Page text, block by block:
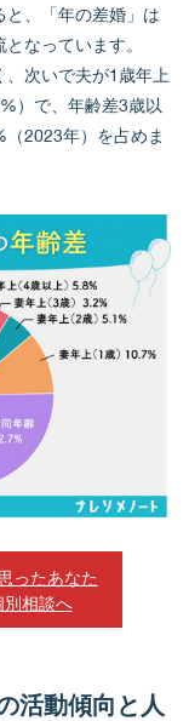
、「年の差婚」は
なっています。
次いで夫が1歳年上
）で、年齢差3歳以
2023年）を占めま
ったあなた
別相談へ
活動傾向と人